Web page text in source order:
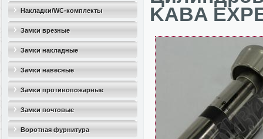
Накладки/WC-комплекты
Замки врезные
Замки накладные
Замки навесные
Замки противопожарные
Замки почтовые
Воротная фурнитура
KABA